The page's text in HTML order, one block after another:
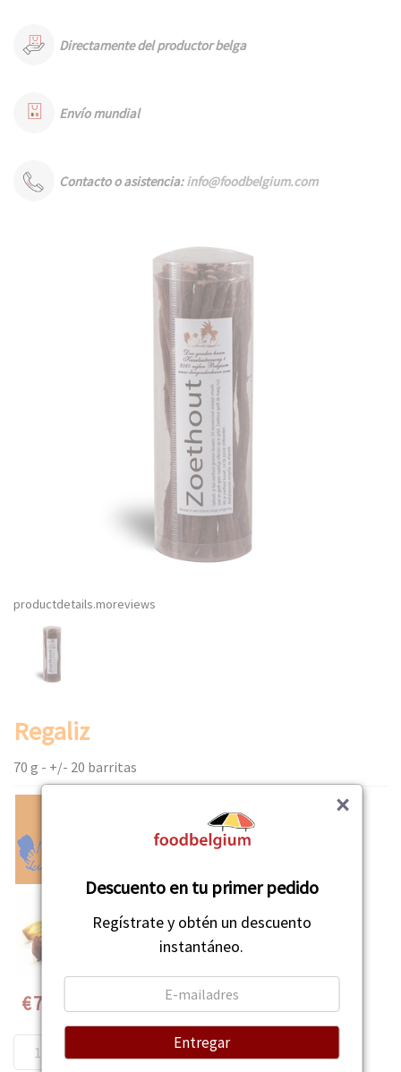
Directamente del productor belga
Envío mundial
Contacto o asistencia:info@foodbelgium.com
productdetails.moreviews
Regaliz
70 g - +/- 20 barritas
Speciale
prijs
€7,42
AÑADIR A LA CESTA
×
Descuento en tu primer pedido
Regístrate y obtén un descuento
instantáneo.
Entregar